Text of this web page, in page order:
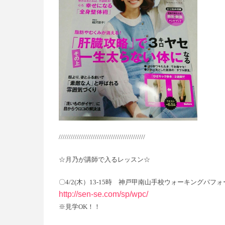
///////////////////////////////////////////
☆月乃が講師で入るレッスン☆
〇4/2(木）13-15時 神戸甲南山手校ウォーキングパフォ
http://sen-se.com/sp/wpc/
※見学OK！！